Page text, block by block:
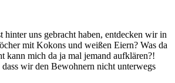
hinter uns gebracht haben, entdecken wir in
mit Kokons und weißen Eiern? Was da
kann mich da ja mal jemand aufklären?!
wir den Bewohnern nicht unterwegs